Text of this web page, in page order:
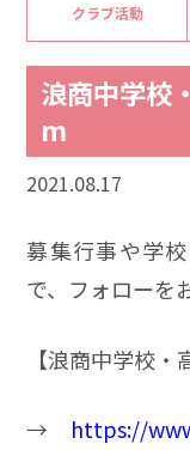
クラブ活動
浪商中学
m
2021.08.17
募集行事や学
で、フォローを
【浪商中学校
→ https://